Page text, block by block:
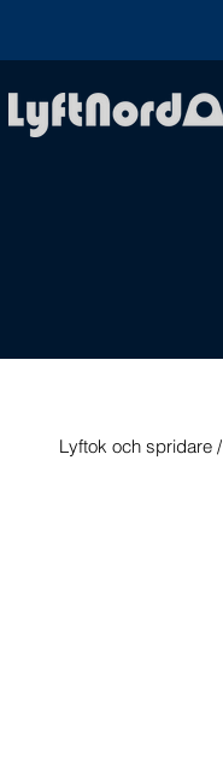
Lyftok och spridare /